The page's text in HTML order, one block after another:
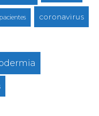
coronavirus